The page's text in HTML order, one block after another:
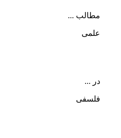
مطالب ...
علمی
در ...
فلسفی